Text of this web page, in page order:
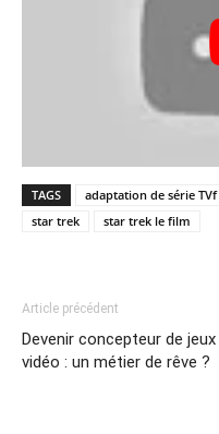
TAGS adaptation de série TVf
star trek
star trek le film
Article précédent
Devenir concepteur de jeux
vidéo : un métier de rêve ?